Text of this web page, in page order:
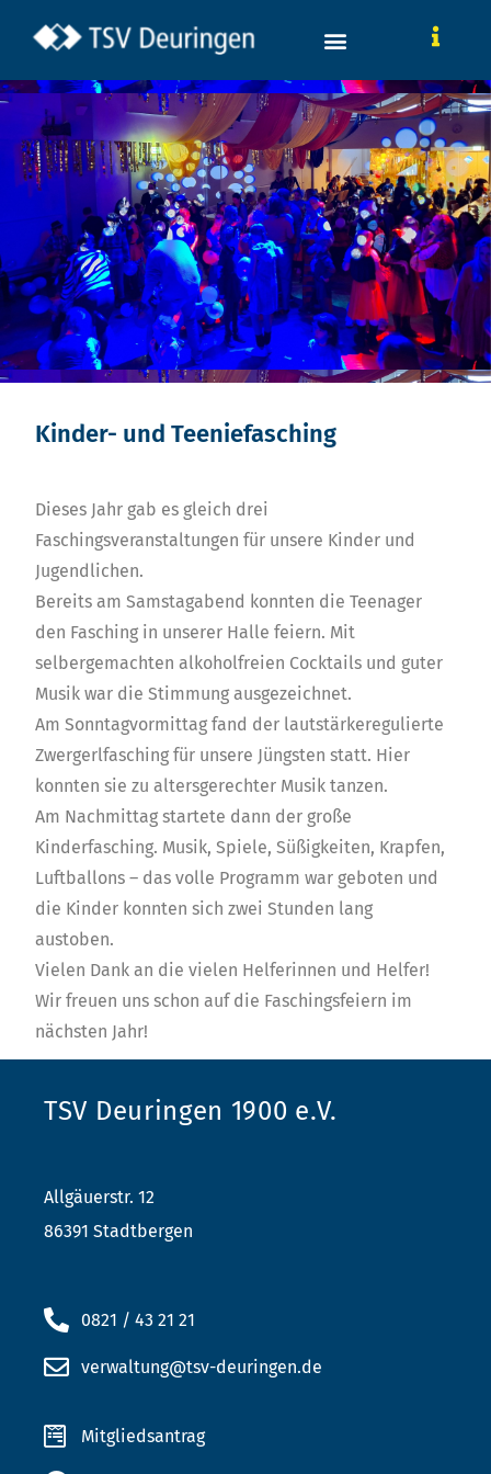
Kinder- und Teeniefasching
Dieses Jahr gab es gleich drei
Faschingsveranstaltungen für unsere Kinder und
Jugendlichen.
Bereits am Samstagabend konnten die Teenager
den Fasching in unserer Halle feiern. Mit
selbergemachten alkoholfreien Cocktails und guter
Musik war die Stimmung ausgezeichnet.
Am Sonntagvormittag fand der lautstärkeregulierte
Zwergerlfasching für unsere Jüngsten statt. Hier
konnten sie zu altersgerechter Musik tanzen.
Am Nachmittag startete dann der große
Kinderfasching. Musik, Spiele, Süßigkeiten, Krapfen,
Luftballons – das volle Programm war geboten und
die Kinder konnten sich zwei Stunden lang
austoben.
Vielen Dank an die vielen Helferinnen und Helfer!
Wir freuen uns schon auf die Faschingsfeiern im
nächsten Jahr!
TSV Deuringen 1900 e.V.
Allgäuerstr. 12
86391 Stadtbergen
0821 / 43 21 21
verwaltung@tsv-deuringen.de
Mitgliedsantrag